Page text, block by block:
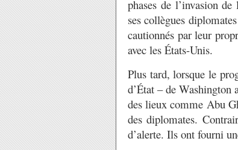
phases de l’invasion
ses collègues
cautionnés par leur
avec les États-Unis.
Plus tard, lorsque le
d’État – de Washington
des lieux comme Abu
des diplomates.
d’alerte. Ils ont fourni